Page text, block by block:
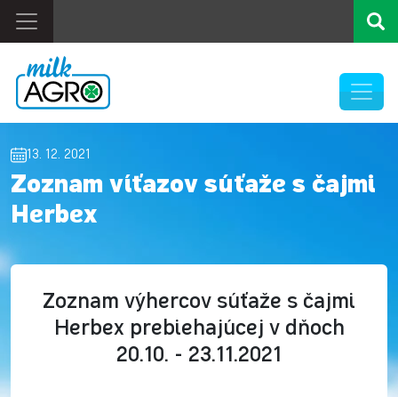
13. 12. 2021
Zoznam víťazov súťaže s čajmi
Herbex
Zoznam výhercov súťaže s čajmi
Herbex prebiehajúcej v dňoch
20.10. - 23.11.2021